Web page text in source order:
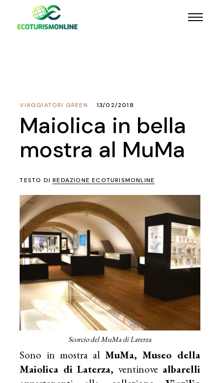
VIAGGIATORI GREEN 13/02/2018
Maiolica in bella
mostra al MuMa
TESTO DIREDAZIONE ECOTURISMONLINE
Scorcio del MuMa di Laterza
Sono in mostra alMuMa, Museo della
Maiolica di Laterza,ventinove albarelli